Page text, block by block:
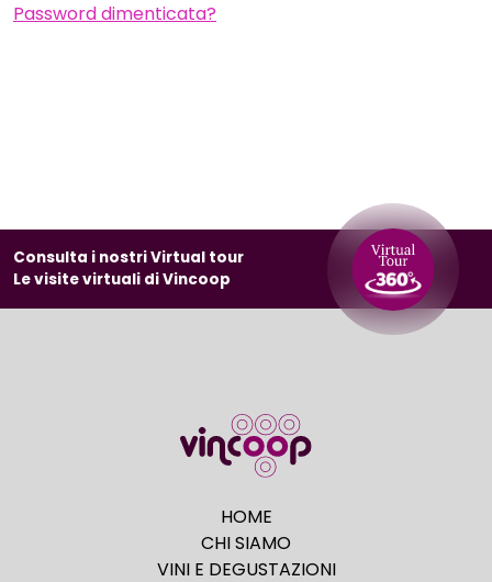
Password dimenticata?
Consulta i nostri Virtual tour
Le visite virtuali di Vincoop
HOME
CHI SIAMO
VINI E DEGUSTAZIONI